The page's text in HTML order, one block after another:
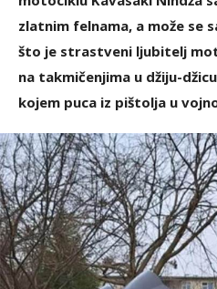
zlatnim felnama, a može se
što je strastveni ljubitelj
na takmičenjima u džiju-
kojem puca iz pištolja u